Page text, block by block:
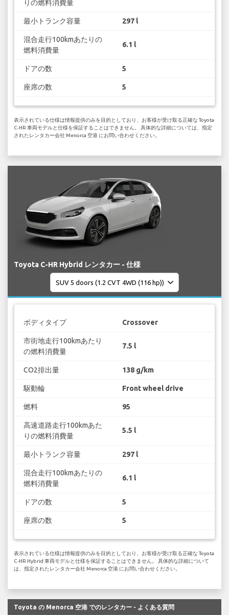
りの燃料消費量
最小トランク容量 297 l
混合走行100kmあたりの
燃料消費量
6.1 l
ドアの数 5
座席の数 5
表示されている仕様は情報提供のみを目的としており、お客様が受け取る正確な Toyota
C-HR 車両モデルと仕様を保証することはできません。 具体的な詳細については、指定
されたレンタカー会社 Menorca 空港 にお問い合わせください。
Toyota C-HR Hybrid レンタカー - 仕様
ボディタイプ Crossover
市街地走行100kmあたり
の燃料消費量
7.5 l
CO2排出量 138 g/km
駆動輪 Front wheel drive
燃料 95
高速道路走行100kmあた
りの燃料消費量
5.5 l
最小トランク容量 297 l
混合走行100kmあたりの
燃料消費量
6.1 l
ドアの数 5
座席の数 5
表示されている仕様は情報提供のみを目的としており、お客様が受け取る正確な Toyota
C-HR Hybrid 車両モデルと仕様を保証することはできません。 具体的な詳細について
は、指定されたレンタカー会社 Menorca 空港 にお問い合わせください。
Toyota の Menorca 空港 でのレンタカー - よくある質問